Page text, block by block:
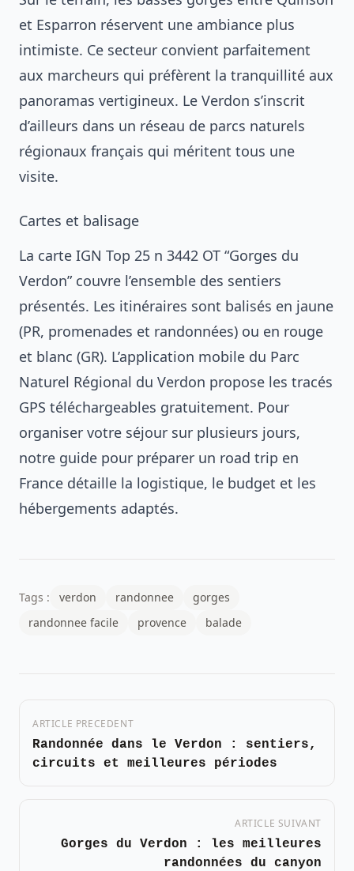
et Esparron réservent une ambiance plus
intimiste. Ce secteur convient parfaitement
aux marcheurs qui préfèrent la tranquillité aux
panoramas vertigineux. Le Verdon s’inscrit
d’ailleurs dans un réseau de parcs naturels
régionaux français qui méritent tous une
visite.
Cartes et balisage
La carte IGN Top 25 n 3442 OT “Gorges du
Verdon” couvre l’ensemble des sentiers
présentés. Les itinéraires sont balisés en jaune
(PR, promenades et randonnées) ou en rouge
et blanc (GR). L’application mobile du Parc
Naturel Régional du Verdon propose les tracés
GPS téléchargeables gratuitement. Pour
organiser votre séjour sur plusieurs jours,
notre guide pour préparer un road trip en
France détaille la logistique, le budget et les
hébergements adaptés.
Tags : verdon randonnee
gorges
randonnee facile
provence balade
ARTICLE PRECEDENT
Randonnée dans le Verdon : sentiers,
circuits et meilleures périodes
ARTICLE SUIVANT
Gorges du Verdon : les meilleures
randonnées du canyon